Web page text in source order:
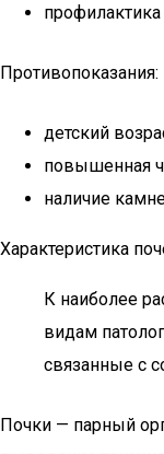
Противопоказания:
детский
повышенная
наличие
Характеристика
К наиболее
видам
связанные с
Почки — парный